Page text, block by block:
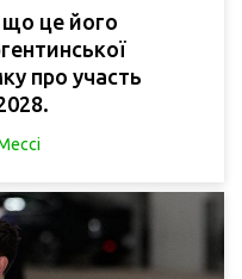
що це його
про участь